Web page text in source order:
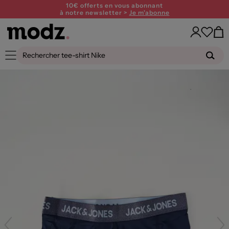
10€ offerts en vous abonnant
à notre newsletter > Je m'abonne